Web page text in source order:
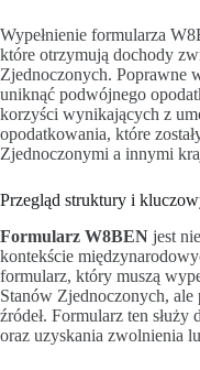
Wypełnienie formularza
które otrzymują dochody
Zjednoczonych. Poprawne
uniknąć podwójnego
korzyści wynikających z
opodatkowania, które
Zjednoczonymi a innymi
Przegląd struktury i
Formularz W8BEN jest
kontekście
formularz, który muszą
Stanów Zjednoczonych, ale
źródeł. Formularz ten
oraz uzyskania zwolnienia